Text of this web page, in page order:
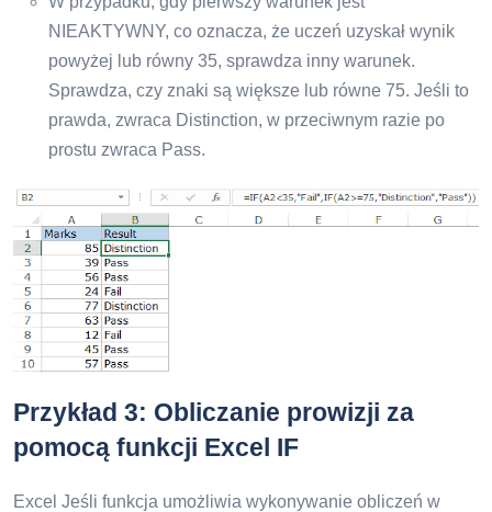
NIEAKTYWNY, co oznacza, że ​​uczeń uzyskał wynik
powyżej lub równy 35, sprawdza inny warunek.
Sprawdza, czy znaki są większe lub równe 75. Jeśli to
prawda, zwraca Distinction, w przeciwnym razie po
prostu zwraca Pass.
Przykład 3: Obliczanie prowizji za
pomocą funkcji Excel IF
Excel Jeśli funkcja umożliwia wykonywanie obliczeń w